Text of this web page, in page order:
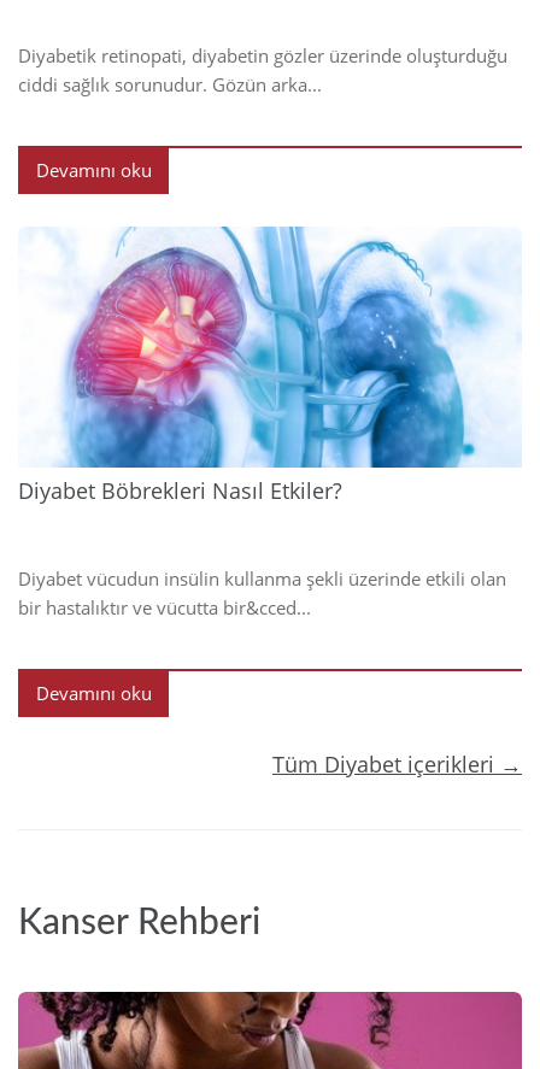
Diyabetik retinopati, diyabetin gözler üzerinde oluşturduğu
ciddi sağlık sorunudur. Gözün arka...
Devamını oku
Diyabet Böbrekleri Nasıl Etkiler?
Diyabet vücudun insülin kullanma şekli üzerinde etkili olan
bir hastalıktır ve vücutta bir&cced...
Devamını oku
Tüm Diyabet içerikleri →
Kanser Rehberi